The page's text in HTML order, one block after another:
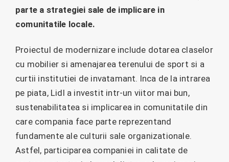
parte a strategiei sale de implicare in
comunitatile locale.
Proiectul de modernizare include dotarea claselor
cu mobilier si amenajarea terenului de sport si a
curtii institutiei de invatamant. Inca de la intrarea
pe piata, Lidl a investit intr-un viitor mai bun,
sustenabilitatea si implicarea in comunitatile din
care compania face parte reprezentand
fundamente ale culturii sale organizationale.
Astfel, participarea companiei in calitate de